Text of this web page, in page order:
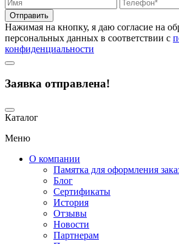
Отправить
Нажимая на кнопку, я даю согласие на
персональных данных в соответствии с
конфиденциальности
Заявка отправлена!
Каталог
Меню
О компании
Памятка для оформления
Блог
Сертификаты
История
Отзывы
Новости
Партнерам